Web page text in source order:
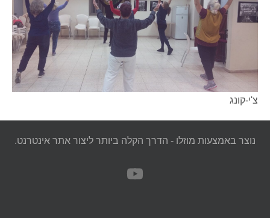
צ'י-קונג
נוצר באמצעות מוזלו - הדרך הקלה ביותר ליצור אתר אינטרנט.